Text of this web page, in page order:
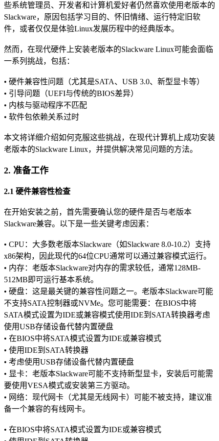
些系统管理员、开发者和计算机爱好者仍然喜欢使用老版本的
Slackware，原因包括学习目的、怀旧情绪、运行特定旧软
件，或者仅仅是体验Linux发展历程中的经典版本。
然而，在现代硬件上安装老版本的Slackware Linux可能会面临
一系列挑战，包括：
• 硬件兼容性问题（尤其是SATA、USB 3.0、新型显卡等）
• 引导问题（UEFI与传统的BIOS差异）
• 内核与驱动程序不匹配
• 软件包依赖关系过时
本文将详细介绍如何克服这些挑战，在现代计算机上成功安装
老版本的Slackware Linux，并提供解决常见问题的方法。
2. 准备工作
2.1 硬件兼容性检查
在开始安装之前，首先需要确认您的硬件是否与老版本
Slackware兼容。以下是一些关键考虑因素：
• CPU：大多数老版本Slackware（如Slackware 8.0-10.2）支持
x86架构，因此现代的64位CPU通常可以通过兼容模式运行。
• 内存：老版本Slackware对内存的需求较低，通常128MB-
512MB即可运行基本系统。
• 硬盘：这是最关键的兼容性问题之一。老版本Slackware可能
不支持SATA控制器或NVMe。您可能需要：在BIOS中将
SATA模式设置为IDE或兼容模式使用IDE到SATA转换器考虑
使用USB存储设备代替内置硬盘
• 在BIOS中将SATA模式设置为IDE或兼容模式
• 使用IDE到SATA转换器
• 考虑使用USB存储设备代替内置硬盘
• 显卡：老版本Slackware可能不支持新型显卡，安装后可能需
要使用VESA模式或安装第三方驱动。
• 网络：现代网卡（尤其是无线网卡）可能不被支持，建议准
备一个兼容的有线网卡。
• 在BIOS中将SATA模式设置为IDE或兼容模式